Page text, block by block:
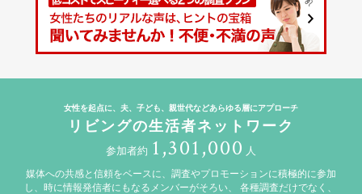
女性を起点に、夫、子ども、親世代などあらゆる層にアプローチ
リビングの生活者ネットワーク
参加者約 1,301,000 人
媒体への共感と信頼をベースに、調査やプロモーションに積極的に参加
し、時に情報発信者にもなるメンバーがそろい、
各種調査だけでなく、